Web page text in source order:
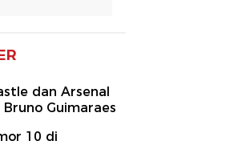
dan Arsenal
Guimaraes
10 di